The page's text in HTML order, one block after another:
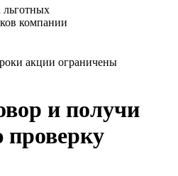
льготных
компании
акции ограничены
и получи